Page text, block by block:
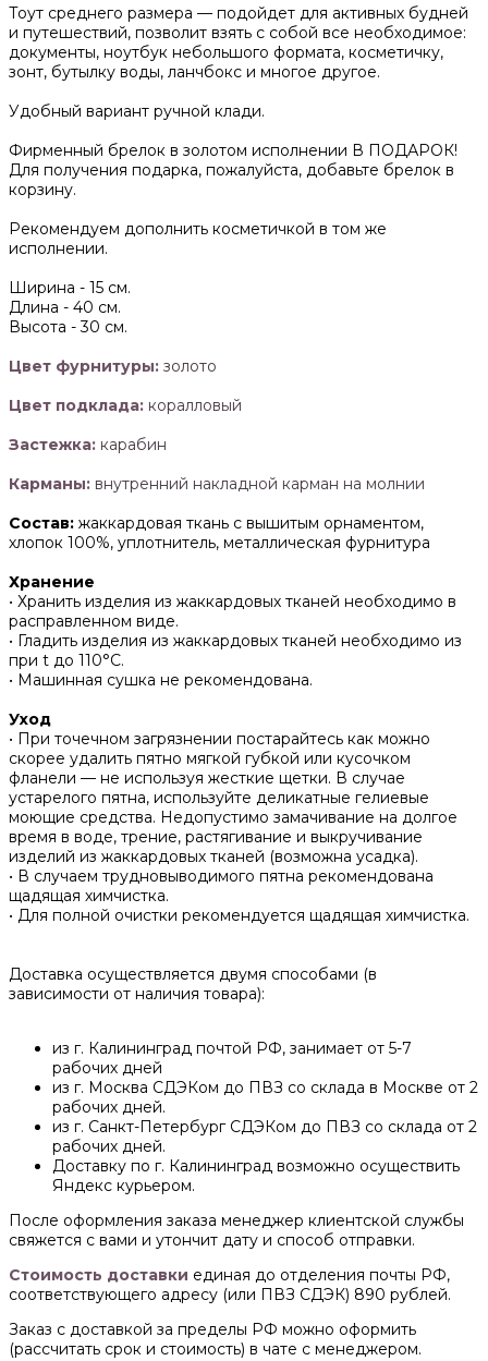
Тоут среднего размера — подойдет для активных будней
и путешествий, позволит взять с собой все необходимое:
документы, ноутбук небольшого формата, косметичку,
зонт, бутылку воды, ланчбокс и многое другое.
Удобный вариант ручной клади.
Фирменный брелок в золотом исполнении В ПОДАРОК!
Для получения подарка, пожалуйста, добавьте брелок в
корзину.
Рекомендуем дополнить косметичкой в том же
исполнении.
Ширина - 15 см.
Длина - 40 см.
Высота -30 см.
Цвет фурнитуры: золото
Цвет подклада: коралловый
Застежка: карабин
Карманы: внутренний накладной карман на молнии
Состав: жаккардовая ткань с вышитым орнаментом,
хлопок 100%, уплотнитель, металлическая фурнитура
Хранение
• Хранить изделия из жаккардовых тканей необходимо в
расправленном виде.
• ‌Гладить изделия из жаккардовых тканей необходимо из
при t до 110°С.
• ‌Машинная сушка не рекомендована.
Уход
• При точечном загрязнении постарайтесь как можно
скорее удалить пятно мягкой губкой или кусочком
фланели — не используя жесткие щетки. В случае
устарелого пятна, используйте деликатные гелиевые
моющие средства. Недопустимо замачивание на долгое
время в воде, трение, растягивание и выкручивание
изделий из жаккардовых тканей (возможна усадка).
• В случаем трудновыводимого пятна рекомендована
щадящая химчистка.
• Для полной очистки рекомендуется щадящая химчистка.
Доставка осуществляется двумя способами (в
зависимости от наличия товара):
из г. Калининград почтой РФ, занимает от 5-7
рабочих дней
из г. Москва СДЭКом до ПВЗ со склада в Москве от 2
рабочих дней.
из г. Санкт-Петербург СДЭКом до ПВЗ со склада от 2
рабочих дней.
Доставку по г. Калининград возможно осуществить
Яндекс курьером.
После оформления заказа менеджер клиентской службы
свяжется с вами и утончит дату и способ отправки.
Стоимость доставки единая до отделения почты РФ,
соответствующего адресу (или ПВЗ СДЭК) 890 рублей.
Заказ с доставкой за пределы РФ можно оформить
(рассчитать срок и стоимость) в чате с менеджером.